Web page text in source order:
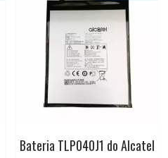
Bateria TLP040J1 do Alcatel